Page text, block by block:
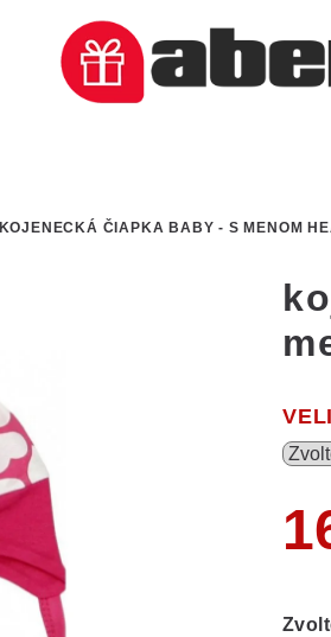
KOJENECKÁ ČIAPKA BABY - S MENOM
cena: